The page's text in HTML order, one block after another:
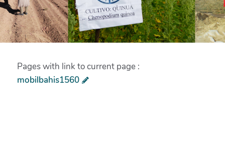
Pages with link to current page :
mobilbahis1560